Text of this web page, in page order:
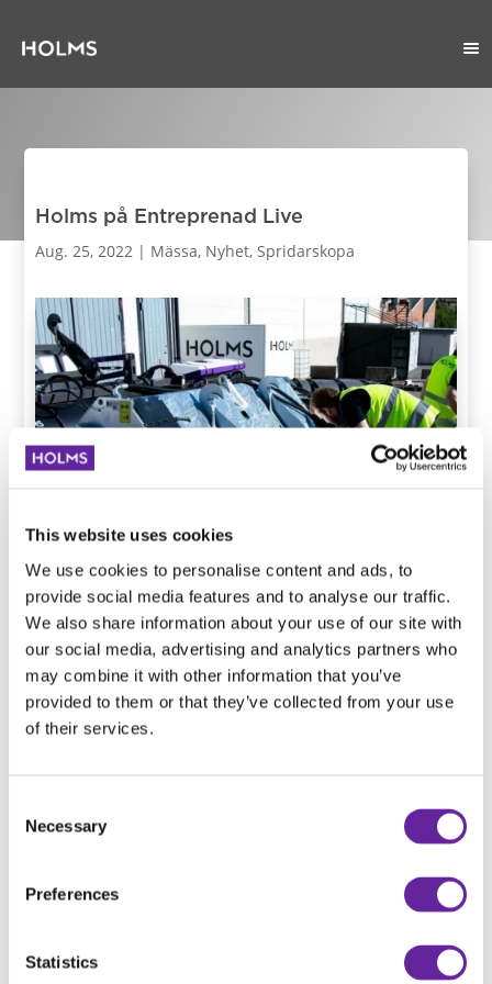
This website uses cookies
We use cookies to personalise content and ads, to
provide social media features and to analyse our traffic.
We also share information about your use of our site with
our social media, advertising and analytics partners who
may combine it with other information that you’ve
provided to them or that they’ve collected from your use
of their services.
Selection
Necessary
Preferences
Statistics
Holms på Entreprenad Live
Aug. 25, 2022 | Mässa, Nyhet,Spridarskopa
Holms Attachments AB ´s Spridarskopa SB, har många
fina kvaliteter. En av dessa är möjligheten att sprida ut
träflis. Därför är denna på väg till Entreprenad Live,
Ring Knutstorp i Skåne.
på plats när mässan börjar den 15 september!